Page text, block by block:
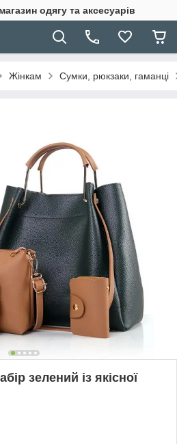
одягу та аксесуарів
Жінкам Сумки, рюкзаки, гаманці
зелений із якісної